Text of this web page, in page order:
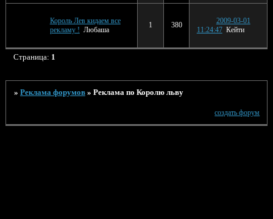
Король Лев кидаем все
рекламу ! Любаша
1 380
2009-03-01
11:24:47 Кейти
Страница: 1
» Реклама форумов » Реклама по Королю льву
создать форум